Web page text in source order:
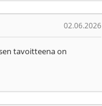
02.06.2026
tavoitteena on